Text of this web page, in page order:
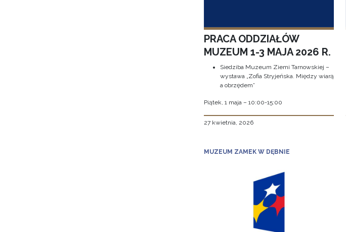
PRACA ODDZIAŁÓW
MUZEUM 1-3 MAJA 2026 R.
Siedziba Muzeum Ziemi Tarnowskiej –
wystawa „Zofia Stryjeńska. Między wiarą
a obrzędem”
Piątek, 1 maja – 10:00-15:00
27 kwietnia, 2026
MUZEUM ZAMEK W DĘBNIE